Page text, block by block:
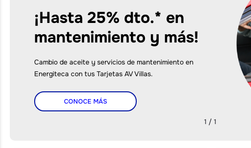
¡Hasta 25% dto.* en
mantenimiento y más!
Cambio de aceite y servicios de mantenimiento en
Energiteca con tus Tarjetas AV Villas.
CONOCE MÁS
1 / 1